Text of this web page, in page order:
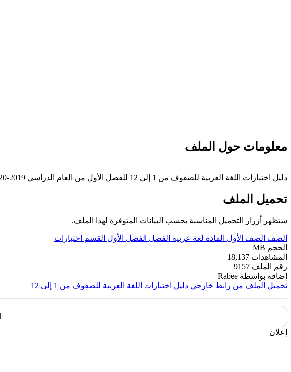
معلومات حول الملف
دليل اختبارات اللغة العربية للصفوف من 1 إلى 12 للفصل الأول من العام الدراسي 2019-2020 وفق المنهاج الإماراتي الحديث ----- مع التمنيات لجميع الطلبة بالنجاح والتفوق.
تحميل الملف
ستظهر أزرار التحميل المناسبة بحسب البيانات المتوفرة لهذا الملف.
الصف الصف الأول المادة لغة عربية الفصل الفصل الأول القسم اختبارات
الحجم MB
المشاهدات 18,137
رقم الملف 9157
إضافة بواسطة Rabee
تحميل الملف من رابط خارجي دليل اختبارات اللغة العربية للصفوف من 1 إلى 12
إعلان